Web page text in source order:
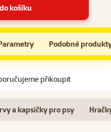
košíku
18cm Podobné
přikoupit
a kapsičky pro psy